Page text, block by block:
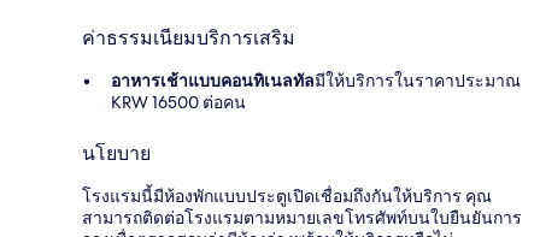
ค่าธรรมเนียมบริการเสริม
อาหารเช้าแบบคอนทิเนลทัลมีให้บริการในราคาประมาณ
KRW 16500 ต่อคน
นโยบาย
โรงแรมนี้มีห้องพักแบบประตูเปิดเชื่อมถึงกันให้บริการ คุณ
สามารถติดต่อโรงแรมตามหมายเลขโทรศัพท์บนใบยืนยันการ